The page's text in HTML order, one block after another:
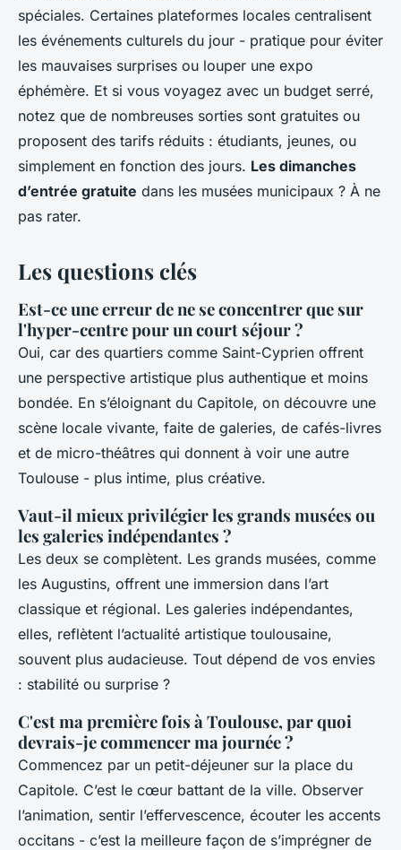
spéciales. Certaines plateformes locales centralisent
les événements culturels du jour - pratique pour éviter
les mauvaises surprises ou louper une expo
éphémère. Et si vous voyagez avec un budget serré,
notez que de nombreuses sorties sont gratuites ou
proposent des tarifs réduits : étudiants, jeunes, ou
simplement en fonction des jours. Les dimanches
d’entrée gratuite dans les musées municipaux ? À ne
pas rater.
Les questions clés
Est-ce une erreur de ne se concentrer que sur
l'hyper-centre pour un court séjour ?
Oui, car des quartiers comme Saint-Cyprien offrent
une perspective artistique plus authentique et moins
bondée. En s’éloignant du Capitole, on découvre une
scène locale vivante, faite de galeries, de cafés-livres
et de micro-théâtres qui donnent à voir une autre
Toulouse - plus intime, plus créative.
Vaut-il mieux privilégier les grands musées ou
les galeries indépendantes ?
Les deux se complètent. Les grands musées, comme
les Augustins, offrent une immersion dans l’art
classique et régional. Les galeries indépendantes,
elles, reflètent l’actualité artistique toulousaine,
souvent plus audacieuse. Tout dépend de vos envies
: stabilité ou surprise ?
C'est ma première fois à Toulouse, par quoi
devrais-je commencer ma journée ?
Commencez par un petit-déjeuner sur la place du
Capitole. C’est le cœur battant de la ville. Observer
l’animation, sentir l’effervescence, écouter les accents
occitans - c’est la meilleure façon de s’imprégner de